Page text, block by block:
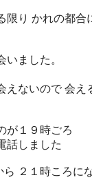
限り かれの都合
いました。
えないので 会え
が１９時ごろ
話しました
２１時ころに